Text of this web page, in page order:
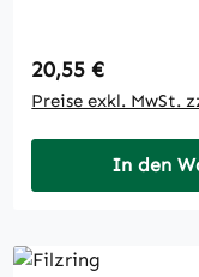
Regulärer Preis:
20,55 €
Preise exkl. MwSt.
In den